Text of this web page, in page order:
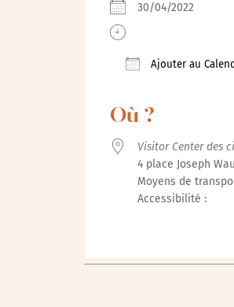
30/04/2022
Ajouter au
Où ?
Visitor Center des
4 place Joseph
Moyens de
Accessibilité :